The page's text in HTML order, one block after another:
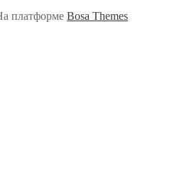
платформе Bosa Themes